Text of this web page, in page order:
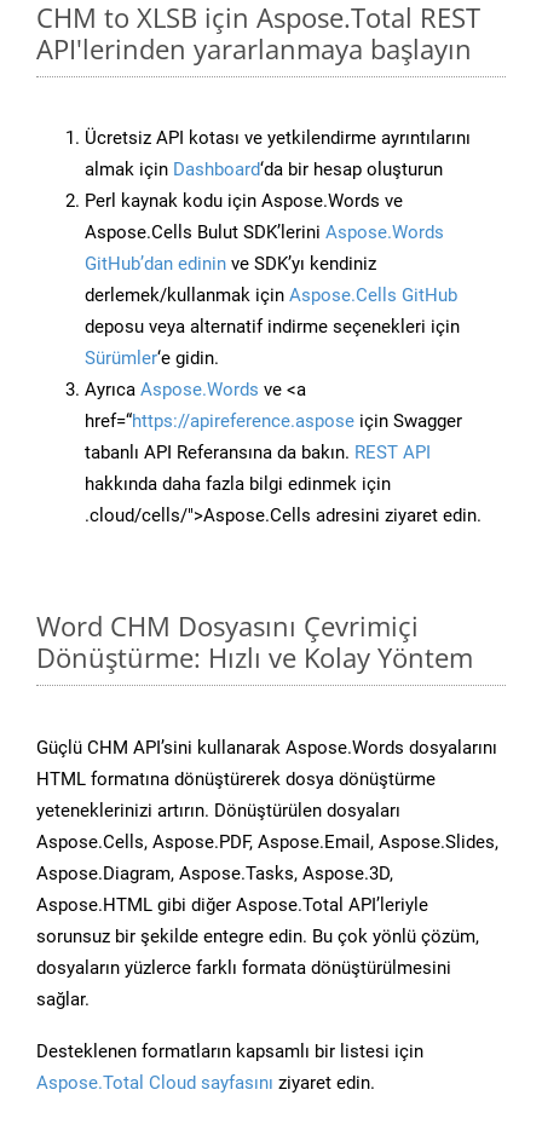
CHM to XLSB için Aspose.Total REST
API'lerinden yararlanmaya başlayın
Ücretsiz API kotası ve yetkilendirme ayrıntılarını
almak için Dashboard‘da bir hesap oluşturun
Perl kaynak kodu için Aspose.Words ve
Aspose.Cells Bulut SDK’lerini Aspose.Words
GitHub’dan edinin ve SDK’yı kendiniz
derlemek/kullanmak için Aspose.Cells GitHub
deposu veya alternatif indirme seçenekleri için
Sürümler‘e gidin.
Ayrıca Aspose.Words ve <a
href=“https://apireference.aspose için Swagger
tabanlı API Referansına da bakın. REST API
hakkında daha fazla bilgi edinmek için
.cloud/cells/">Aspose.Cells adresini ziyaret edin.
Word CHM Dosyasını Çevrimiçi
Dönüştürme: Hızlı ve Kolay Yöntem
Güçlü CHM API’sini kullanarak Aspose.Words dosyalarını
HTML formatına dönüştürerek dosya dönüştürme
yeteneklerinizi artırın. Dönüştürülen dosyaları
Aspose.Cells, Aspose.PDF, Aspose.Email, Aspose.Slides,
Aspose.Diagram, Aspose.Tasks, Aspose.3D,
Aspose.HTML gibi diğer Aspose.Total API’leriyle
sorunsuz bir şekilde entegre edin. Bu çok yönlü çözüm,
dosyaların yüzlerce farklı formata dönüştürülmesini
sağlar.
Desteklenen formatların kapsamlı bir listesi için
Aspose.Total Cloud sayfasını ziyaret edin.